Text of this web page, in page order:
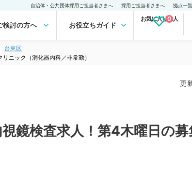
自治体・公共団体採用ご担当者さまへ 採用ご担当者さまへ 拠点一覧
検討の方へ お役立ちガイド
お気に入り求人
0
台東区
ニック（消化器内科／非常勤）
更
視鏡検査求人！第4木曜日の